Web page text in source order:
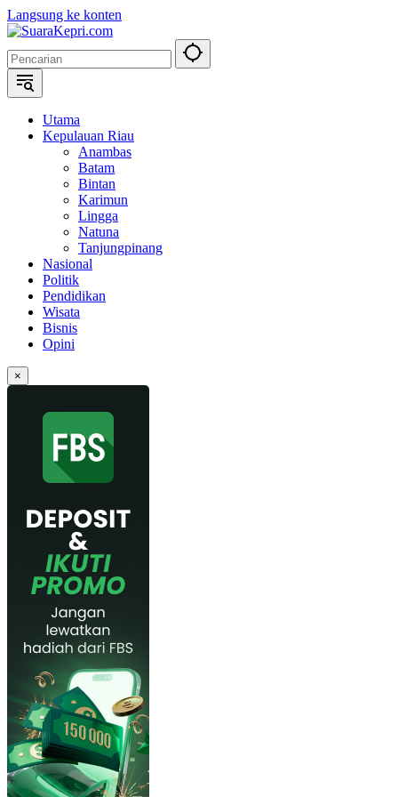
Langsung ke konten
Utama
Kepulauan Riau
Anambas
Batam
Bintan
Karimun
Lingga
Natuna
Tanjungpinang
Nasional
Politik
Pendidikan
Wisata
Bisnis
Opini
×